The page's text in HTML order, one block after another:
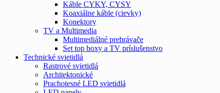
Káble CYKY, CYSY
Koaxiálne káble (cievky)
Konektory
TV a Multimedia
Multimediálné prehrávače
Set top boxy a TV príslušenstvo
Technické svietidlá
Rastrové svietidlá
Architektonické
Prachotesné LED svietidlá